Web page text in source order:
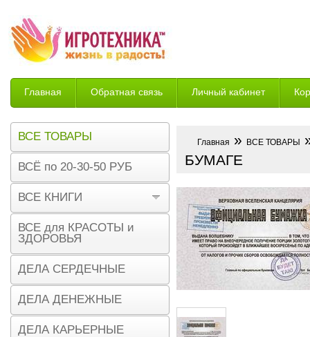
Главная Обратная связь Личный кабинет
Возврат
Главная » ВСЕ ТОВАРЫ
БУМАГЕ
ВСЕ ТОВАРЫ
ВСЁ по 20-30-50 РУБ
ВСЕ КНИГИ
ВСЕ для КРАСОТЫ и
ЗДОРОВЬЯ
ДЕЛА СЕРДЕЧНЫЕ
ДЕЛА ДЕНЕЖНЫЕ
ДЕЛА КАРЬЕРНЫЕ